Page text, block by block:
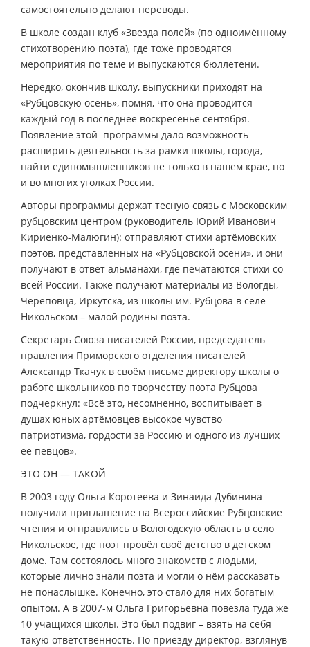
самостоятельно делают переводы.
В школе создан клуб «Звезда полей» (по одноимённому
стихотворению поэта), где тоже проводятся
мероприятия по теме и выпускаются бюллетени.
Нередко, окончив школу, выпускники приходят на
«Рубцовскую осень», помня, что она проводится
каждый год в последнее воскресенье сентября.
Появление этой программы дало возможность
расширить деятельность за рамки школы, города,
найти единомышленников не только в нашем крае, но
и во многих уголках России.
Авторы программы держат тесную связь с Московским
рубцовским центром (руководитель Юрий Иванович
Кириенко-Малюгин): отправляют стихи артёмовских
поэтов, представленных на «Рубцовской осени», и они
получают в ответ альманахи, где печатаются стихи со
всей России. Также получают материалы из Вологды,
Череповца, Иркутска, из школы им. Рубцова в селе
Никольском – малой родины поэта.
Секретарь Союза писателей России, председатель
правления Приморского отделения писателей
Александр Ткачук в своём письме директору школы о
работе школьников по творчеству поэта Рубцова
подчеркнул: «Всё это, несомненно, воспитывает в
душах юных артёмовцев высокое чувство
патриотизма, гордости за Россию и одного из лучших
её певцов».
ЭТО ОН — ТАКОЙ
В 2003 году Ольга Коротеева и Зинаида Дубинина
получили приглашение на Всероссийские Рубцовские
чтения и отправились в Вологодскую область в село
Никольское, где поэт провёл своё детство в детском
доме. Там состоялось много знакомств с людьми,
которые лично знали поэта и могли о нём рассказать
не понаслышке. Конечно, это стало для них богатым
опытом. А в 2007-м Ольга Григорьевна повезла туда же
10 учащихся школы. Это был подвиг – взять на себя
такую ответственность. По приезду директор, взглянув